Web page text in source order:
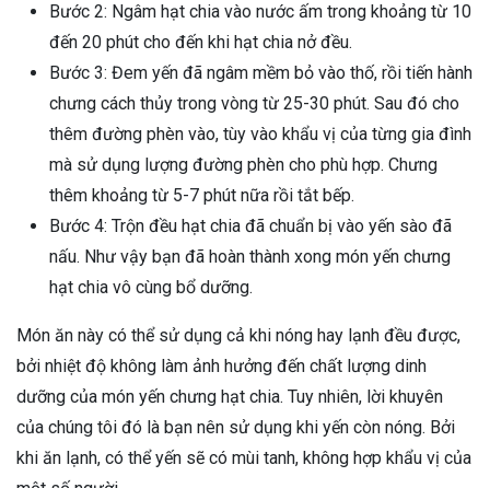
Bước 2: Ngâm hạt chia vào nước ấm trong khoảng từ 10
đến 20 phút cho đến khi hạt chia nở đều.
Bước 3: Đem yến đã ngâm mềm bỏ vào thố, rồi tiến hành
chưng cách thủy trong vòng từ 25-30 phút. Sau đó cho
thêm đường phèn vào, tùy vào khẩu vị của từng gia đình
mà sử dụng lượng đường phèn cho phù hợp. Chưng
thêm khoảng từ 5-7 phút nữa rồi tắt bếp.
Bước 4: Trộn đều hạt chia đã chuẩn bị vào yến sào đã
nấu. Như vậy bạn đã hoàn thành xong món yến chưng
hạt chia vô cùng bổ dưỡng.
Món ăn này có thể sử dụng cả khi nóng hay lạnh đều được,
bởi nhiệt độ không làm ảnh hưởng đến chất lượng dinh
dưỡng của món yến chưng hạt chia. Tuy nhiên, lời khuyên
của chúng tôi đó là bạn nên sử dụng khi yến còn nóng. Bởi
khi ăn lạnh, có thể yến sẽ có mùi tanh, không hợp khẩu vị của